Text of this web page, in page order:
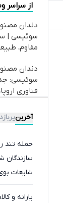
از سراسر
دندان
سوئیسی |
مقاوم،
اقساطی😍
دندان
سوئیسی:
فناوری
قسطی
آخرین
حمله تند
سازندگان
شایعات
یارانه و